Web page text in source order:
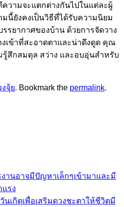
วามจะแตกต่างกันไปในแต่ละผู้
นี้ยังคงเป็นวิธีที่ได้รับความนิยม
รยากาศของบ้าน ด้วยการจัดวาง
เข้าที่สะอาดตาและน่าดึงดูด คุณ
สึกสมดุล สว่าง และอบอุ่นสำหรับ
งจุ้ย. Bookmark the permalink.
านอาจมีปัญหาเล็กๆเข้ามาและมี
รง
เกิดเพื่อเสริมดวงชะตาให้ชีวิตมี